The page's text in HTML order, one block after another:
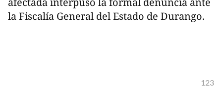
la Fiscalía General del Estado de Durango.
123